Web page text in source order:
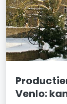
Venlo: